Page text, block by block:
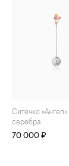
Ситечко «Ангел» из
серебра
70 000 ₽